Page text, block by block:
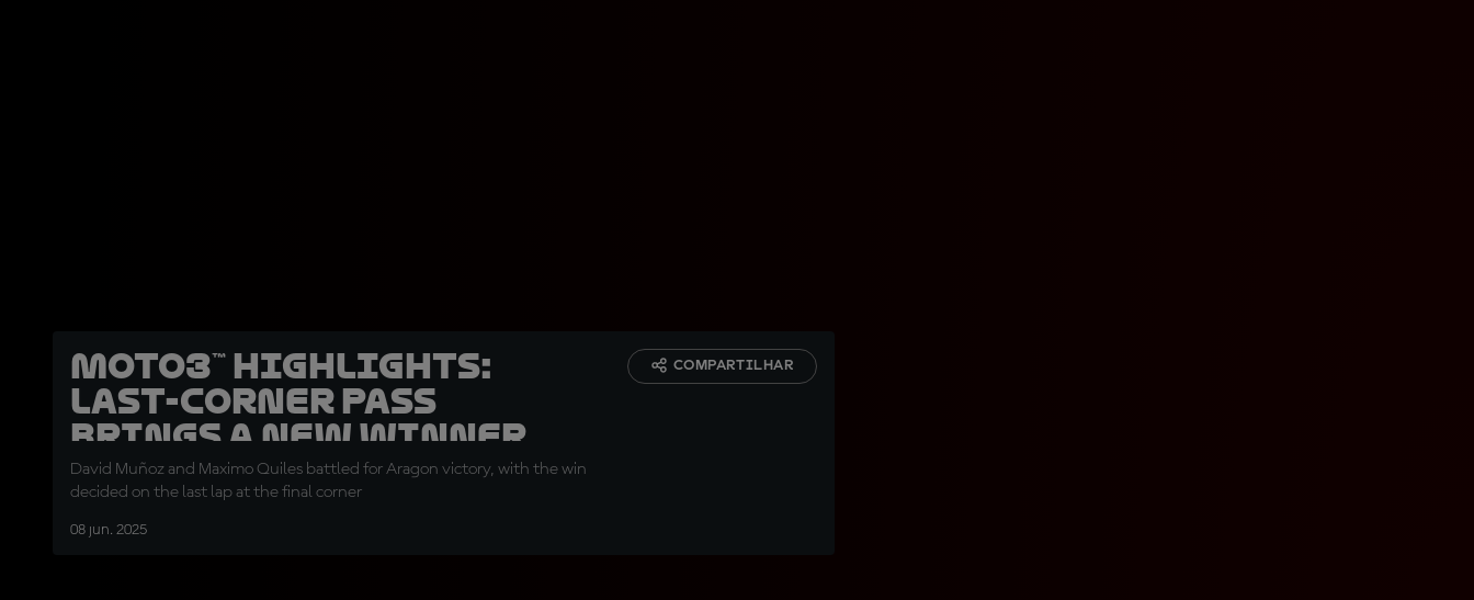
Moto3™ highlights:
last-corner pass
brings a new winner
David Muñoz and Maximo Quiles battled for Aragon victory, with the win
decided on the last lap at the final corner
08 jun. 2025
COMPARTILHAR